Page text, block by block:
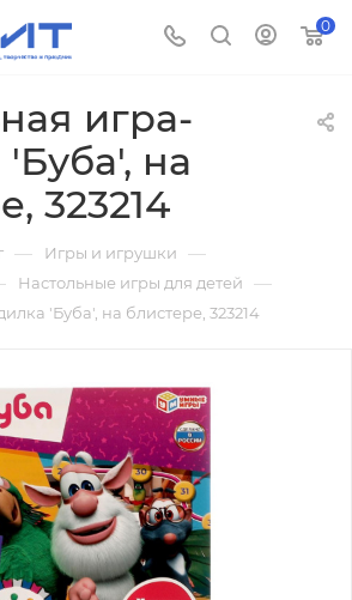
0
игра-
на
323214
— Игры и игрушки —
Настольные игры для детей —
'Буба', на блистере, 323214